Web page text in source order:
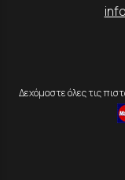
Δεχόμαστε όλες τις